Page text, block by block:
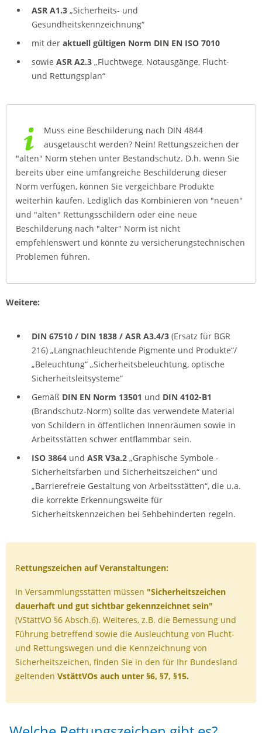
ASR A1.3 „Sicherheits- und
Gesundheitskennzeichnung“
mit der aktuell gültigen Norm DIN EN ISO 7010
sowie ASR A2.3 „Fluchtwege, Notausgänge, Flucht-
und Rettungsplan“
Muss eine Beschilderung nach DIN 4844
ausgetauscht werden? Nein! Rettungszeichen der
"alten" Norm stehen unter Bestandschutz. D.h. wenn Sie
bereits über eine umfangreiche Beschilderung dieser
Norm verfügen, können Sie vergeichbare Produkte
weiterhin kaufen. Lediglich das Kombinieren von "neuen"
und "alten" Rettungsschildern oder eine neue
Beschilderung nach "alter" Norm ist nicht
empfehlenswert und könnte zu versicherungstechnischen
Problemen führen.
Weitere:
DIN 67510 / DIN 1838 / ASR A3.4/3 (Ersatz für BGR
216) „Langnachleuchtende Pigmente und Produkte“/
„Beleuchtung“ „Sicherheitsbeleuchtung, optische
Sicherheitsleitsysteme“
Gemäß DIN EN Norm 13501 und DIN 4102-B1
(Brandschutz-Norm) sollte das verwendete Material
von Schildern in öffentlichen Innenräumen sowie in
Arbeitsstätten schwer entflammbar sein.
ISO 3864 und ASR V3a.2 „Graphische Symbole -
Sicherheitsfarben und Sicherheitszeichen“ und
„Barrierefreie Gestaltung von Arbeitsstätten“, die u.a.
die korrekte Erkennungsweite für
Sicherheitskennzeichen bei Sehbehinderten regeln.
Rettungszeichen auf Veranstaltungen:
In Versammlungsstätten müssen "Sicherheitszeichen
dauerhaft und gut sichtbar gekennzeichnet sein"
(VStättVO §6 Absch.6). Weiteres, z.B. die Bemessung und
Führung betreffend sowie die Ausleuchtung von Flucht-
und Rettungswegen und die Kennzeichnung von
Sicherheitszeichen, finden Sie in den für Ihr Bundesland
geltenden VstättVOs auch unter §6, §7, §15.